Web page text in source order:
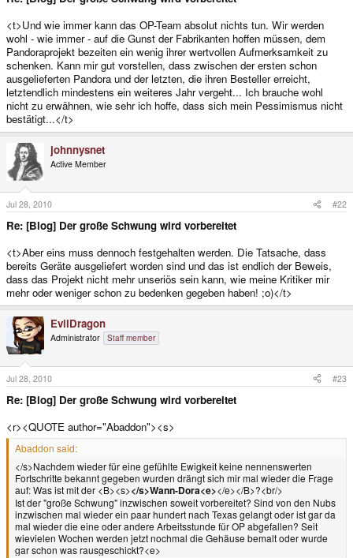
<t>Und wie immer kann das OP-Team absolut nichts tun. Wir werden
wohl - wie immer - auf die Gunst der Fabrikanten hoffen müssen, dem
Pandoraprojekt bezeiten ein wenig ihrer wertvollen Aufmerksamkeit zu
schenken. Kann mir gut vorstellen, dass zwischen der ersten schon
ausgelieferten Pandora und der letzten, die ihren Besteller erreicht,
letztendlich mindestens ein weiteres Jahr vergeht... Ich brauche wohl
nicht zu erwähnen, wie sehr ich hoffe, dass sich mein Pessimismus nicht
bestätigt...</t>
johnnysnet
Active Member
Jul 28, 2010 #22
Re: [Blog] Der große Schwung wird vorbereitet
<t>Aber eins muss dennoch festgehalten werden. Die Tatsache, dass
bereits Geräte ausgeliefert worden sind und das ist endlich der Beweis,
dass das Projekt nicht mehr unseriös sein kann, wie meine Kritiker mir
mehr oder weniger schon zu bedenken gegeben haben! ;o)</t>
EvilDragon
Administrator Staff member
Jul 28, 2010 #23
Re: [Blog] Der große Schwung wird vorbereitet
<r><QUOTE author="Abaddon"><s>
Abaddon said:
</s>Nachdem wieder für eine gefühlte Ewigkeit keine nennenswerten
Fortschritte bekannt gegeben wurden drängt sich mir mal wieder die Frage
auf: Was ist mit der <B><s></s>Wann-Dora<e></e></B>?<br/>
Ist der "große Schwung" inzwischen soweit vorbereitet? Sind von den Nubs
inzwischen mal wieder ein paar hundert nach Texas gelangt oder ist gar da
mal wieder die eine oder andere Arbeitsstunde für OP abgefallen? Seit
wievielen Wochen werden jetzt nochmal die Gehäuse bemalt oder wurde
gar schon was rausgeschickt?<e>